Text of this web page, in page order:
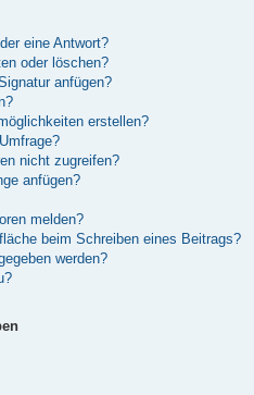
eine Antwort?
oder löschen?
anfügen?
erstellen?
nicht zugreifen?
anfügen?
melden?
beim Schreiben eines Beitrags?
werden?